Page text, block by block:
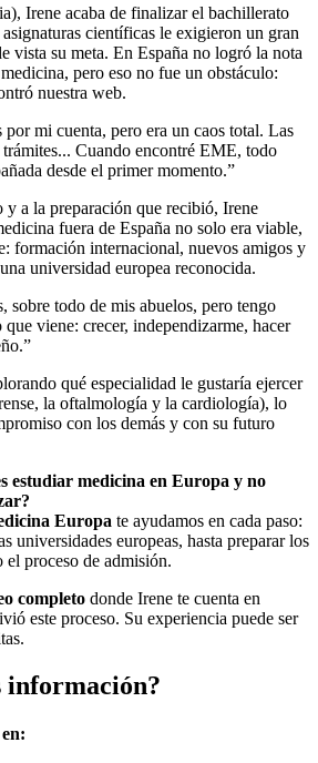
Irene acaba de finalizar el bachillerato
científicas le exigieron un gran
vista su meta. En España no logró la nota
pero eso no fue un obstáculo:
nuestra web.
por mi cuenta, pero era un caos total. Las
Cuando encontré EME, todo
desde el primer momento.”
y a la preparación que recibió, Irene
fuera de España no solo era viable,
formación internacional, nuevos amigos y
universidad europea reconocida.
sobre todo de mis abuelos, pero tengo
viene: crecer, independizarme, hacer
qué especialidad le gustaría ejercer
la oftalmología y la cardiología), lo
con los demás y con su futuro
estudiar medicina en Europa y no
Europa te ayudamos en cada paso:
universidades europeas, hasta preparar los
el proceso de admisión.
completo donde Irene te cuenta en
este proceso. Su experiencia puede ser
información?